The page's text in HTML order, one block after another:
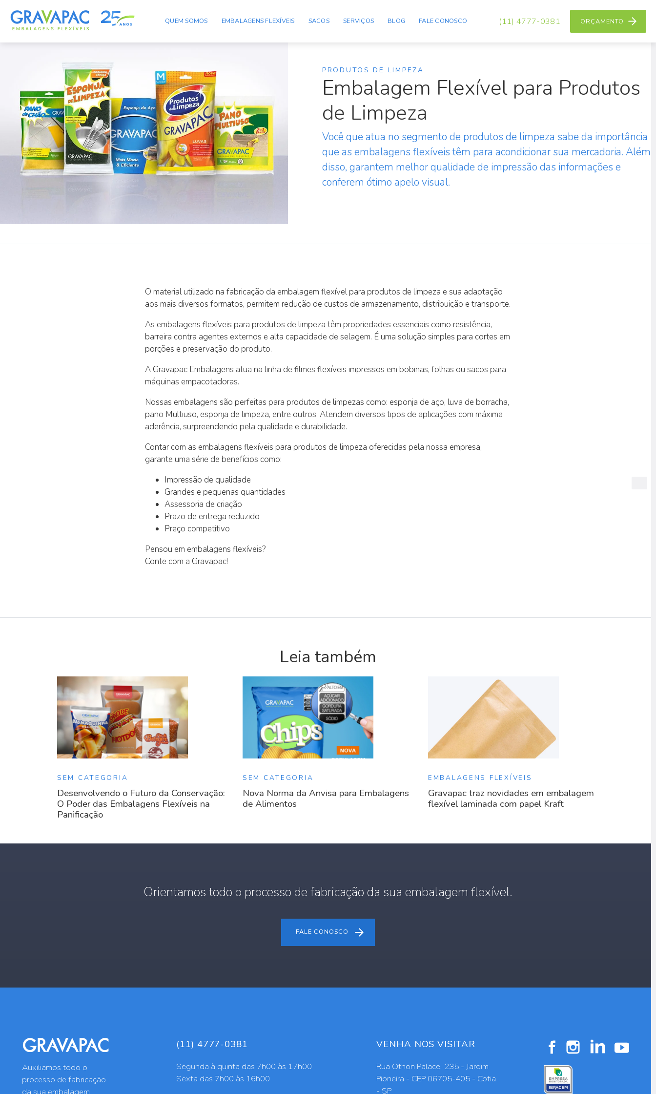
QUEM SOMOS EMBALAGENS FLEXÍVEIS SACOS SERVIÇOS BLOG FALE CONOSCO (11) 4777-0381 ORÇAMENTO
PRODUTOS DE LIMPEZA
Embalagem Flexível para Produtos
de Limpeza
Você que atua no segmento de produtos de limpeza sabe da importância
que as embalagens flexíveis têm para acondicionar sua mercadoria. Além
disso, garantem melhor qualidade de impressão das informações e
conferem ótimo apelo visual.
O material utilizado na fabricação da embalagem flexível para produtos de limpeza e sua adaptação
aos mais diversos formatos, permitem redução de custos de armazenamento, distribuição e transporte.
As embalagens flexíveis para produtos de limpeza têm propriedades essenciais como resistência,
barreira contra agentes externos e alta capacidade de selagem. É uma solução simples para cortes em
porções e preservação do produto.
A Gravapac Embalagens atua na linha de filmes flexíveis impressos em bobinas, folhas ou sacos para
máquinas empacotadoras.
Nossas embalagens são perfeitas para produtos de limpezas como: esponja de aço, luva de borracha,
pano Multiuso, esponja de limpeza, entre outros. Atendem diversos tipos de aplicações com máxima
aderência, surpreendendo pela qualidade e durabilidade.
Contar com as embalagens flexíveis para produtos de limpeza oferecidas pela nossa empresa,
garante uma série de benefícios como:
Impressão de qualidade
Grandes e pequenas quantidades
Assessoria de criação
Prazo de entrega reduzido
Preço competitivo
Pensou em embalagens flexíveis?
Conte com a Gravapac!
Leia também
SEM CATEGORIA
Desenvolvendo o Futuro da Conservação:
O Poder das Embalagens Flexíveis na
Panificação
SEM CATEGORIA
Nova Norma da Anvisa para Embalagens
de Alimentos
EMBALAGENS FLEXÍVEIS
Gravapac traz novidades em embalagem
flexível laminada com papel Kraft
Orientamos todo o processo de fabricação da sua embalagem flexível.
FALE CONOSCO
Auxiliamos todo o
processo de fabricação
(11) 4777-0381
Segunda à quinta das 7h00 às 17h00
Sexta das 7h00 às 16h00
VENHA NOS VISITAR
Rua Othon Palace, 235 - Jardim
Pioneira - CEP 06705-405 - Cotia
- SP